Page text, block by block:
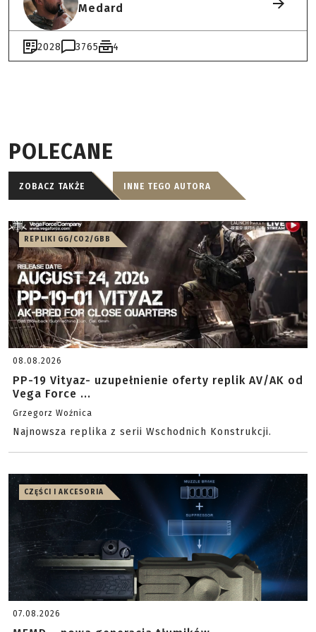
Medard
2028 3765 4
POLECANE
ZOBACZ TAKŻE INNE TEGO AUTORA
REPLIKI GG/CO2/GBB
08.08.2026
PP-19 Vityaz- uzupełnienie oferty replik AV/AK od
Vega Force ...
Grzegorz Woźnica
Najnowsza replika z serii Wschodnich Konstrukcji.
CZĘŚCI I AKCESORIA
07.08.2026